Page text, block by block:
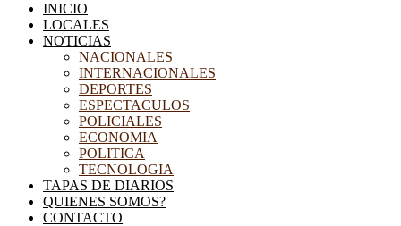
INICIO
LOCALES
NOTICIAS
NACIONALES
INTERNACIONALES
DEPORTES
ESPECTACULOS
POLICIALES
ECONOMIA
POLITICA
TECNOLOGIA
TAPAS DE DIARIOS
QUIENES SOMOS?
CONTACTO